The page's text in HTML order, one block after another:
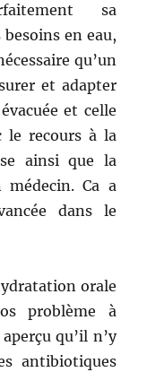
sa
en eau,
qu’un
et adapter
et celle
le recours à la
ainsi que la
médecin. Ca a
dans le
orale
problème à
qu’il n’y
antibiotiques